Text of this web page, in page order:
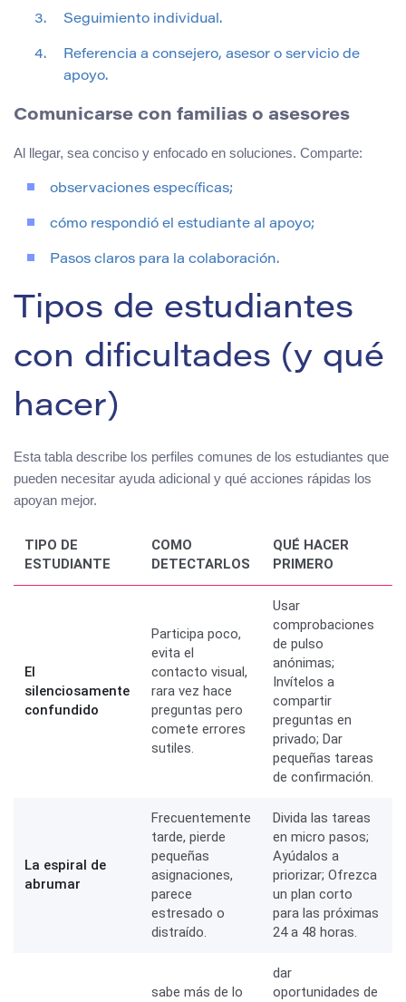
Seguimiento individual.
Referencia a consejero, asesor o servicio de
apoyo.
Comunicarse con familias o asesores
Al llegar, sea conciso y enfocado en soluciones. Comparte:
observaciones específicas;
cómo respondió el estudiante al apoyo;
Pasos claros para la colaboración.
Tipos de estudiantes
con dificultades (y qué
hacer)
Esta tabla describe los perfiles comunes de los estudiantes que
pueden necesitar ayuda adicional y qué acciones rápidas los
apoyan mejor.
TIPO DE
ESTUDIANTE
COMO
DETECTARLOS
QUÉ HACER
PRIMERO
El
silenciosamente
confundido
Participa poco,
evita el
contacto visual,
rara vez hace
preguntas pero
comete errores
sutiles.
Usar
comprobaciones
de pulso
anónimas;
Invítelos a
compartir
preguntas en
privado; Dar
pequeñas tareas
de confirmación.
La espiral de
abrumar
Frecuentemente
tarde, pierde
pequeñas
asignaciones,
parece
estresado o
distraído.
Divida las tareas
en micro pasos;
Ayúdalos a
priorizar; Ofrezca
un plan corto
para las próximas
24 a 48 horas.
sabe más de lo
dar
oportunidades de